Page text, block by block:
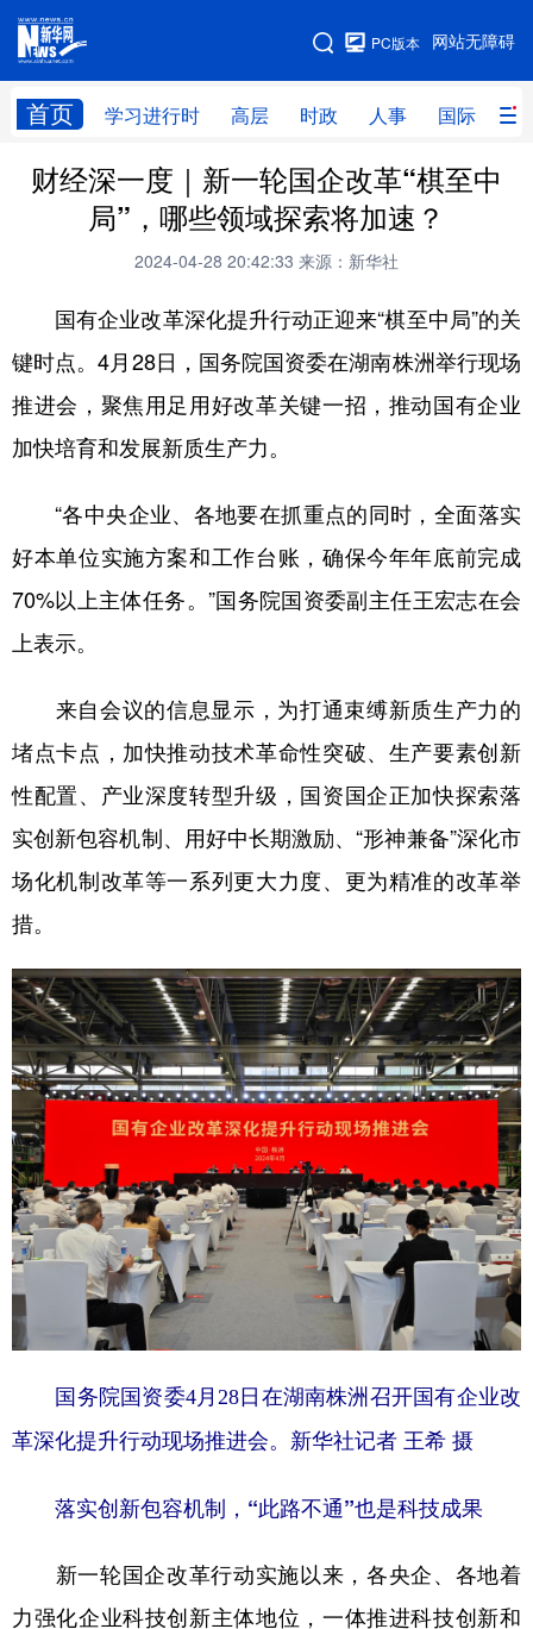
网站无障碍
PC版本
首页 学习进行时 高层 时政 人事 国际 财
网站地图
学习进行时 高层 时政 人事
国际 财经 网评
科技 科创 量子 体育
文化 书画 健康 军事
食品 人居 信息化 数字经济
地方频道
辽宁 吉林 上海 江苏
浙江 安徽 福建 江西
山东 河南 湖北 湖南
广西 海南
贵州 云南
陕西 甘肃 青海 宁夏
新疆 内蒙古 黑龙江
English Español Français عربى
Deutsch Português
财经深一度｜新一轮国企改革“棋至中
局”，哪些领域探索将加速？
2024-04-28 20:42:33 来源：新华社
国有企业改革深化提升行动正迎来“棋至中局”的关
键时点。4月28日，国务院国资委在湖南株洲举行现场
推进会，聚焦用足用好改革关键一招，推动国有企业
加快培育和发展新质生产力。
“各中央企业、各地要在抓重点的同时，全面落实
好本单位实施方案和工作台账，确保今年年底前完成
70%以上主体任务。”国务院国资委副主任王宏志在会
上表示。
来自会议的信息显示，为打通束缚新质生产力的
堵点卡点，加快推动技术革命性突破、生产要素创新
性配置、产业深度转型升级，国资国企正加快探索落
实创新包容机制、用好中长期激励、“形神兼备”深化市
场化机制改革等一系列更大力度、更为精准的改革举
措。
国务院国资委4月28日在湖南株洲召开国有企业改
革深化提升行动现场推进会。新华社记者 王希 摄
落实创新包容机制，“此路不通”也是科技成果
新一轮国企改革行动实施以来，各央企、各地着
力强化企业科技创新主体地位，一体推进科技创新和